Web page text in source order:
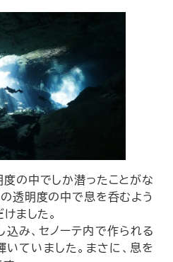
の中でしか潜ったことがな
透明度の中で息を呑むよう
ました。
み、セノーテ内で作られる
ていました。まさに、息を